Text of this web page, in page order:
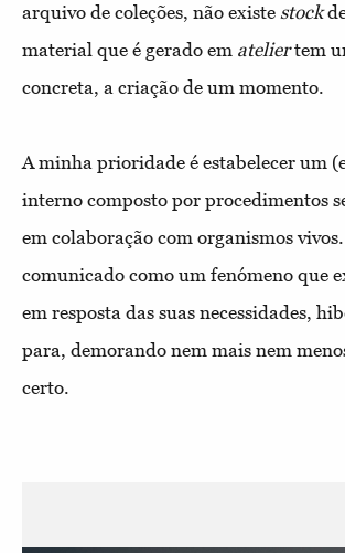
arquivo de coleções, não existe stock
material que é gerado em ateliertem
concreta, a criação de um momento.
A minha prioridade é estabelecer um
interno composto por procedimentos
em colaboração com organismos
comunicado como um fenómeno que
em resposta das suas necessidades,
para, demorando nem mais nem
certo.